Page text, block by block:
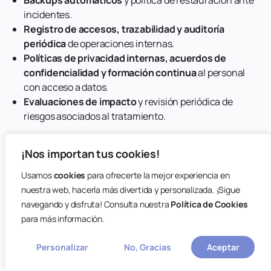
¡Nos importan tus cookies!
Usamoscookies para ofrecerte la mejor experiencia en
nuestra web, hacerla más divertida y personalizada. ¡Sigue
navegando y disfruta! Consulta nuestra Política de Cookies
para más información.
Personalizar No, Gracias Aceptar
incidentes.
Registro de accesos, trazabilidad y auditoría
periódicade operaciones internas.
Políticas de privacidad internas, acuerdos de
confidencialidad y formación continuaal personal
con acceso a datos.
Evaluaciones de impactoy revisión periódica de
riesgos asociados al tratamiento.
LA WEB realiza una
proveedores tecnológicospara garantizar que las
medidas aplicadas por terceros cumplen con los
estándares exigidos por elReglamento (UE) 2016/679
15. Modificaciones de la política de privacidad